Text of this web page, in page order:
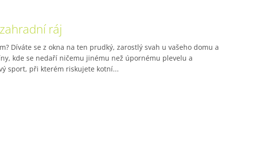
ráj
Díváte se z okna na ten prudký, zarostlý svah u vašeho domu a
kde se nedaří ničemu jinému než úpornému plevelu a
sport, při kterém riskujete kotní...